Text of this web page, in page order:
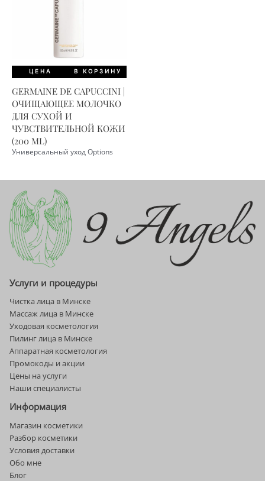
ЦЕНА В КОРЗИНУ
GERMAINE DE CAPUCCINI |
ОЧИЩАЮЩЕЕ МОЛОЧКО
ДЛЯ СУХОЙ И
ЧУВСТВИТЕЛЬНОЙ КОЖИ
(200 ML)
Универсальный уход Options
Услуги и процедуры
Чистка лица в Минске
Массаж лица в Минске
Уходовая косметология
Пилинг лица в Минске
Аппаратная косметология
Промокоды и акции
Цены на услуги
Наши специалисты
Информация
Магазин косметики
Разбор косметики
Условия доставки
Обо мне
Блог